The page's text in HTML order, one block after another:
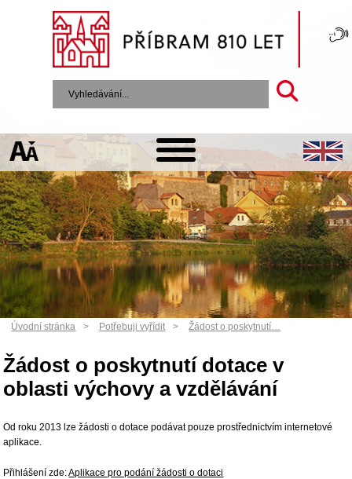
Úvodní stránka Potřebuji vyřídit Žádost o poskytnutí…
Žádost o poskytnutí dotace v
oblasti výchovy a vzdělávání
Od roku 2013 lze žádosti o dotace podávat pouze prostřednictvím internetové
aplikace.
Přihlášení zde:Aplikace pro podání žádosti o dotaci